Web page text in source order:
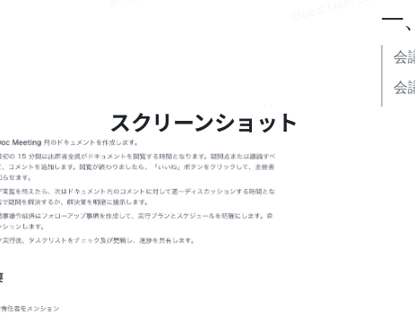
スクリーンショット